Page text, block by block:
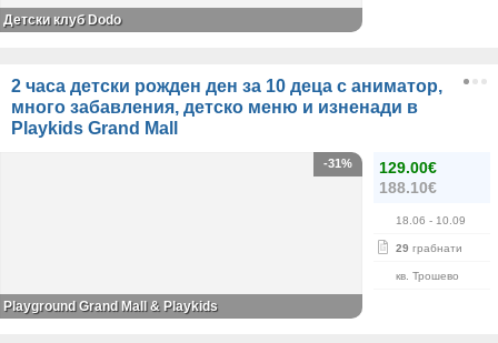
Детски клуб Dodo
2 часа детски рожден ден за 10 деца с аниматор,
много забавления, детско меню и изненади в
Playkids Grand Mall
129.00€
188.10€
18.06 - 10.09
29 грабнати
кв. Трошево
-31%
Playground Grand Mall & Playkids